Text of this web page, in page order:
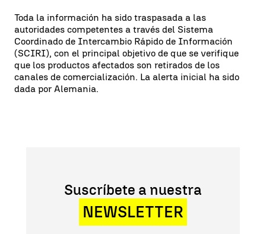
Toda la información ha sido traspasada a las
autoridades competentes a través del Sistema
Coordinado de Intercambio Rápido de Información
(SCIRI), con el principal objetivo de que se verifique
que los productos afectados son retirados de los
canales de comercialización. La alerta inicial ha sido
dada por Alemania.
Suscríbete a nuestra
NEWSLETTER